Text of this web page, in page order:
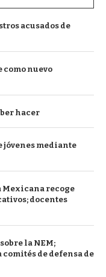
acusados de
como nuevo
hacer
mediante
Mexicana recoge
docentes
la NEM;
de defensa de